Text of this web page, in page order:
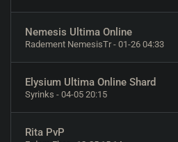
Nemesis Ultima Online
Radement NemesisTr- 01-26 04:33
Elysium Ultima Online Shard
Syrinks - 04-05 20:15
Rita PvP